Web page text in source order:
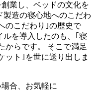
業し、ベッドの文化を
造の寝心地へのこだわ
のこだわり｣の歴史で
を導入したのも、｢寝
からです。 そこで満足
ット｣を世に送り出しま
合、お気軽に